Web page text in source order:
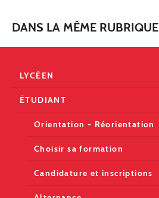
DANS LA MÊME RUBRIQUE
LYCÉEN
ÉTUDIANT
Orientation - Réorientation
Choisir sa formation
Candidature et inscriptions